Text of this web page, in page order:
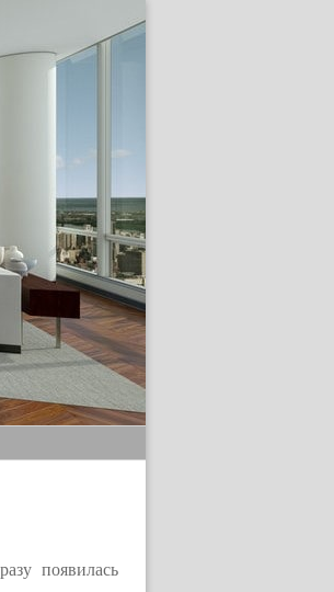
появилась